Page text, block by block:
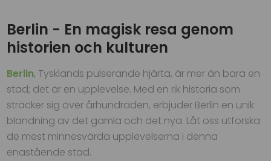
Berlin - En magisk resa genom
historien och kulturen
Berlin, Tysklands pulserande hjärta, är mer än bara en
stad; det är en upplevelse. Med en rik historia som
sträcker sig över århundraden, erbjuder Berlin en unik
blandning av det gamla och det nya. Låt oss utforska
de mest minnesvärda upplevelserna i denna
enastående stad.